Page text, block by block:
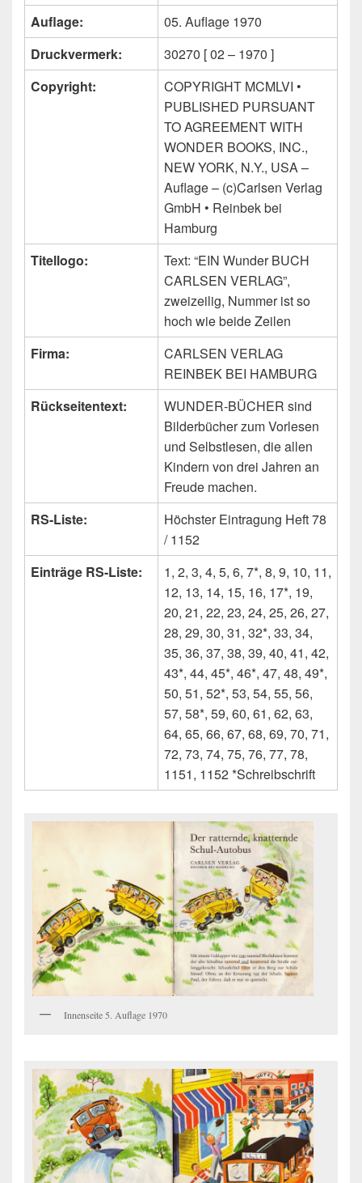
Auflage:
05. Auflage 1970
Druckvermerk:
30270 [ 02 – 1970 ]
Copyright:
COPYRIGHT MCMLVI •
PUBLISHED PURSUANT
TO AGREEMENT WITH
WONDER BOOKS, INC.,
NEW YORK, N.Y., USA –
Auflage – (c)Carlsen Verlag
GmbH • Reinbek bei
Hamburg
Titellogo:
Text: “EIN Wunder BUCH
CARLSEN VERLAG”,
zweizeilig, Nummer ist so
hoch wie beide Zeilen
Firma:
CARLSEN VERLAG
REINBEK BEI HAMBURG
Rückseitentext:
WUNDER-BÜCHER sind
Bilderbücher zum Vorlesen
und Selbstlesen, die allen
Kindern von drei Jahren an
Freude machen.
RS-Liste:
Höchster Eintragung Heft 78
/ 1152
Einträge RS-Liste:
1, 2, 3, 4, 5, 6, 7*, 8, 9, 10, 11,
12, 13, 14, 15, 16, 17*, 19,
20, 21, 22, 23, 24, 25, 26, 27,
28, 29, 30, 31, 32*, 33, 34,
35, 36, 37, 38, 39, 40, 41, 42,
43*, 44, 45*, 46*, 47, 48, 49*,
50, 51, 52*, 53, 54, 55, 56,
57, 58*, 59, 60, 61, 62, 63,
64, 65, 66, 67, 68, 69, 70, 71,
72, 73, 74, 75, 76, 77, 78,
1151, 1152 *Schreibschrift
Innenseite 5. Auflage 1970